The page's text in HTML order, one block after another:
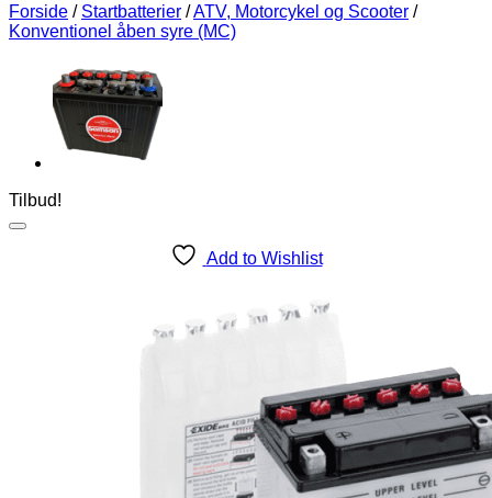
Forside / Startbatterier /ATV, Motorcykel og Scooter /
Konventionel åben syre (MC)
Tilbud!
Add to Wishlist